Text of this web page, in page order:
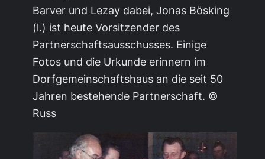
Barver und Lezay dabei, Jonas Bösking
(l.) ist heute Vorsitzender des
Partnerschaftsausschusses. Einige
Fotos und die Urkunde erinnern im
Dorfgemeinschaftshaus an die seit 50
Jahren bestehende Partnerschaft. ©
Russ